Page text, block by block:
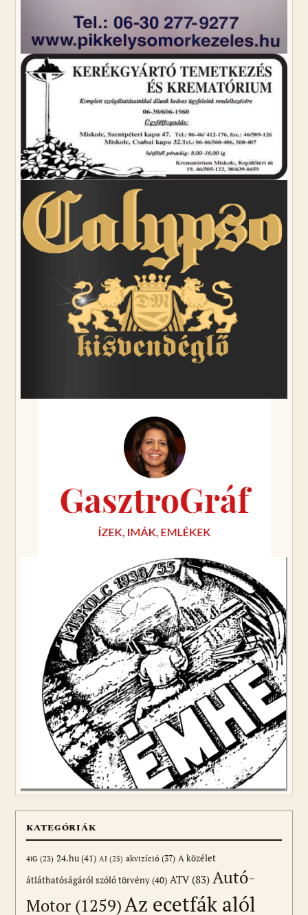
KATEGÓRIÁK
4iG (23) 24.hu(41) AI (25) akvizíció (37) A közélet
átláthatóságáról szóló törvény(40) ATV(83) Autó-
Motor (1259)Az ecetfák alól